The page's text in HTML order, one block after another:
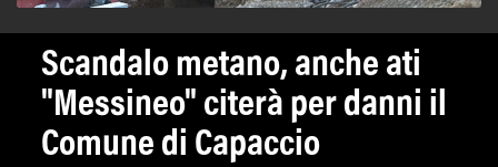
Scandalo metano, anche ati
"Messineo" citerà per danni il
Comune di Capaccio